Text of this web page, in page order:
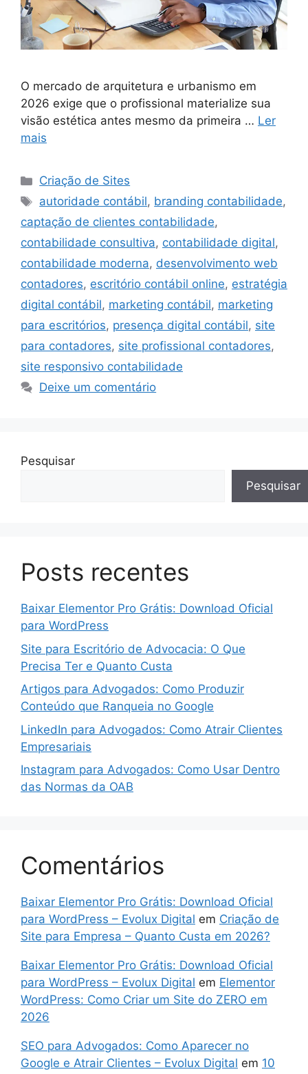
O mercado de arquitetura e urbanismo em
2026 exige que o profissional materialize sua
visão estética antes mesmo da primeira … Ler
mais
Categorias
Criação de Sites
Tags
autoridade contábil, branding contabilidade,
captação de clientes contabilidade,
contabilidade consultiva, contabilidade digital,
contabilidade moderna, desenvolvimento web
contadores, escritório contábil online, estratégia
digital contábil, marketing contábil, marketing
para escritórios, presença digital contábil, site
para contadores, site profissional contadores,
site responsivo contabilidade
Deixe um comentário
Pesquisar
Pesquisar
Posts recentes
Baixar Elementor Pro Grátis: Download Oficial
para WordPress
Site para Escritório de Advocacia: O Que
Precisa Ter e Quanto Custa
Artigos para Advogados: Como Produzir
Conteúdo que Ranqueia no Google
LinkedIn para Advogados: Como Atrair Clientes
Empresariais
Instagram para Advogados: Como Usar Dentro
das Normas da OAB
Comentários
Baixar Elementor Pro Grátis: Download Oficial
para WordPress – Evolux Digital em Criação de
Site para Empresa – Quanto Custa em 2026?
Baixar Elementor Pro Grátis: Download Oficial
para WordPress – Evolux Digital em Elementor
WordPress: Como Criar um Site do ZERO em
2026
SEO para Advogados: Como Aparecer no
Google e Atrair Clientes – Evolux Digital em 10